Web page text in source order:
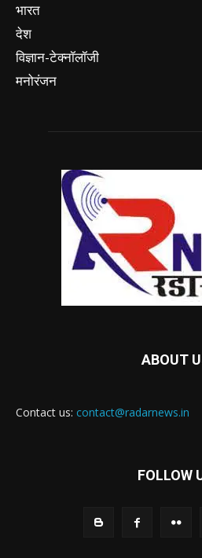
भारत
देश
विज्ञान-टेक्नॉलॉजी
मनोरंजन
ABOUT
Contact us: contact@radarnews.in
FOLLOW